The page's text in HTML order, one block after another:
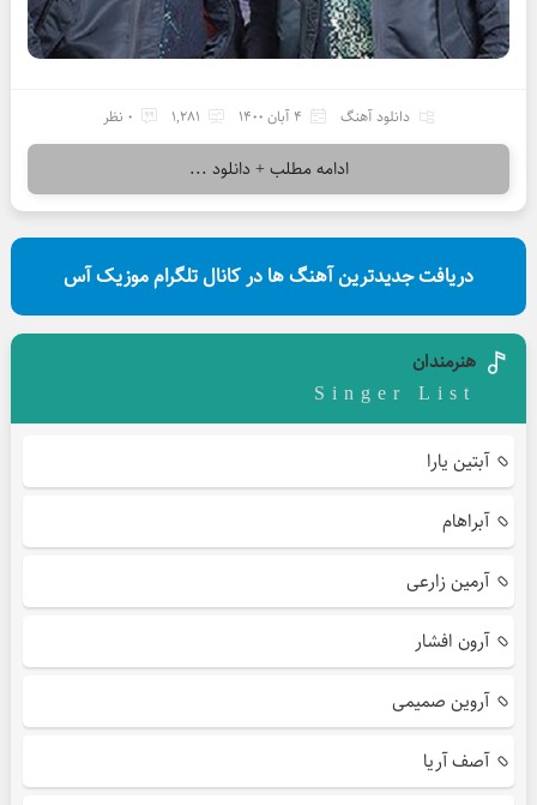
دانلود آهنگ 4 آبان 1400 1,281 0 نظر
ادامه مطلب + دانلود ...
دریافت جدیدترین آهنگ ها در کانال تلگرام موزیک آس
هنرمندان
Singer List
آبتین یارا
آبراهام
آرمین زارعی
آرون افشار
آروین صمیمی
آصف آریا